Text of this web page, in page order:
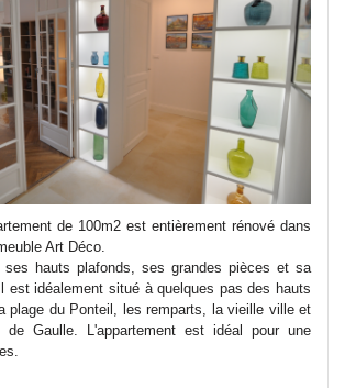
de 100m2 est entièrement rénové dans
Art Déco.
ses hauts plafonds, ses grandes pièces et sa
est idéalement situé à quelques pas des hauts
plage du Ponteil, les remparts, la vieille ville et
de Gaulle. L'appartement est idéal pour une